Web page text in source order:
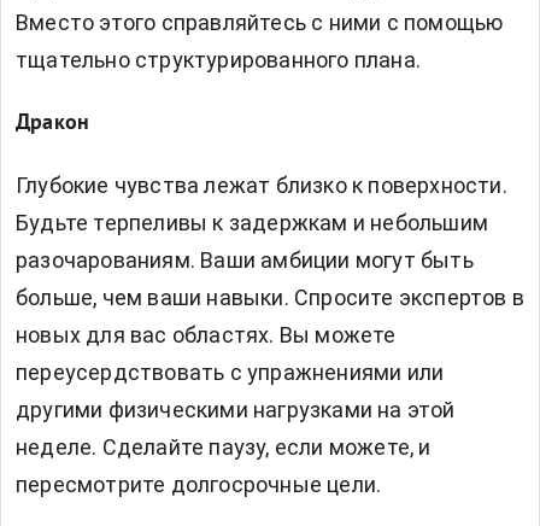
Вместо этого справляйтесь с ними с помощью
тщательно структурированного плана.
Дракон
Глубокие чувства лежат близко к поверхности.
Будьте терпеливы к задержкам и небольшим
разочарованиям. Ваши амбиции могут быть
больше, чем ваши навыки. Спросите экспертов в
новых для вас областях. Вы можете
переусердствовать с упражнениями или
другими физическими нагрузками на этой
неделе. Сделайте паузу, если можете, и
пересмотрите долгосрочные цели.